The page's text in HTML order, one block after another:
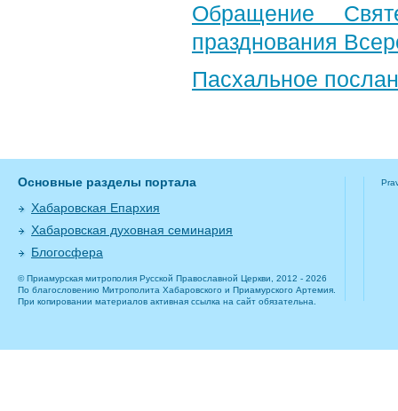
Обращение
празднования
Пасхальное
Основные разделы портала
Хабаровская Епархия
Хабаровская духовная семинария
Блогосфера
© Приамурская митрополия Русской Православной Церкви, 2012 - 2026
По благословению Митрополита Хабаровского и Приамурского Артемия.
При копировании материалов активная ссылка на сайт обязательна.